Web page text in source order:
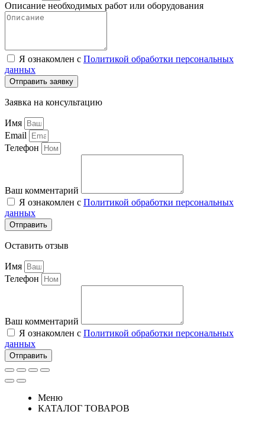
Описание необходимых работ или оборудования
Я ознакомлен с Политикой обработки персональных
данных
Отправить заявку
Заявка на консультацию
Имя
Email
Телефон
Ваш комментарий
Я ознакомлен с Политикой обработки персональных
данных
Отправить
Оставить отзыв
Имя
Телефон
Ваш комментарий
Я ознакомлен с Политикой обработки персональных
данных
Отправить
Меню
КАТАЛОГ ТОВАРОВ